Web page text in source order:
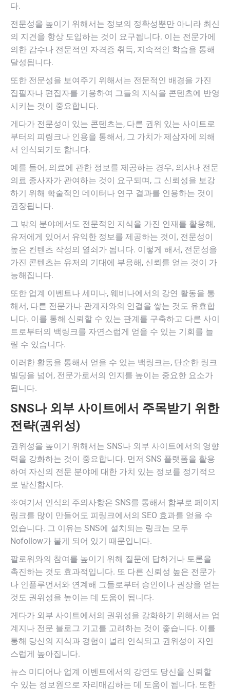
다.
전문성을 높이기 위해서는 정보의 정확성뿐만 아니라 최신
의 지견을 항상 도입하는 것이 요구됩니다. 이는 전문가에
의한 감수나 전문적인 자격증 취득, 지속적인 학습을 통해
달성됩니다.
또한 전문성을 보여주기 위해서는 전문적인 배경을 가진
집필자나 편집자를 기용하여 그들의 지식을 콘텐츠에 반영
시키는 것이 중요합니다.
게다가 전문성이 있는 콘텐츠는, 다른 권위 있는 사이트로
부터의 피링크나 인용을 통해서, 그 가치가 제삼자에 의해
서 인식되기도 합니다.
예를 들어, 의료에 관한 정보를 제공하는 경우, 의사나 전문
의료 종사자가 관여하는 것이 요구되며, 그 신뢰성을 보강
하기 위해 학술적인 데이터나 연구 결과를 인용하는 것이
권장됩니다.
그 밖의 분야에서도 전문적인 지식을 가진 인재를 활용해,
유저에게 있어서 유익한 정보를 제공하는 것이, 전문성이
높은 컨텐츠 작성의 열쇠가 됩니다. 이렇게 해서, 전문성을
가진 콘텐츠는 유저의 기대에 부응해, 신뢰를 얻는 것이 가
능해집니다.
또한 업계 이벤트나 세미나, 웨비나에서의 강연 활동을 통
해서, 다른 전문가나 관계자와의 연결을 쌓는 것도 유효합
니다. 이를 통해 신뢰할 수 있는 관계를 구축하고 다른 사이
트로부터의 백링크를 자연스럽게 얻을 수 있는 기회를 늘
릴 수 있습니다.
이러한 활동을 통해서 얻을 수 있는 백링크는, 단순한 링크
빌딩을 넘어, 전문가로서의 인지를 높이는 중요한 요소가
됩니다.
SNS나 외부 사이트에서 주목받기 위한
전략(권위성)
권위성을 높이기 위해서는 SNS나 외부 사이트에서의 영향
력을 강화하는 것이 중요합니다. 먼저 SNS 플랫폼을 활용
하여 자신의 전문 분야에 대한 가치 있는 정보를 정기적으
로 발신합시다.
※여기서 인식의 주의사항은 SNS를 통해서 함부로 페이지
링크를 많이 만들어도 피링크에서의 SEO 효과를 얻을 수
없습니다. 그 이유는 SNS에 설치되는 링크는 모두
Nofollow가 붙게 되어 있기 때문입니다.
팔로워와의 참여를 높이기 위해 질문에 답하거나 토론을
촉진하는 것도 효과적입니다. 또 다른 신뢰성 높은 전문가
나 인플루언서와 연계해 그들로부터 승인이나 권장을 얻는
것도 권위성을 높이는 데 도움이 됩니다.
게다가 외부 사이트에서의 권위성을 강화하기 위해서는 업
계지나 전문 블로그 기고를 고려하는 것이 좋습니다. 이를
통해 당신의 지식과 경험이 널리 인식되고 권위성이 자연
스럽게 높아집니다.
뉴스 미디어나 업계 이벤트에서의 강연도 당신을 신뢰할
수 있는 정보원으로 자리매김하는 데 도움이 됩니다. 또한